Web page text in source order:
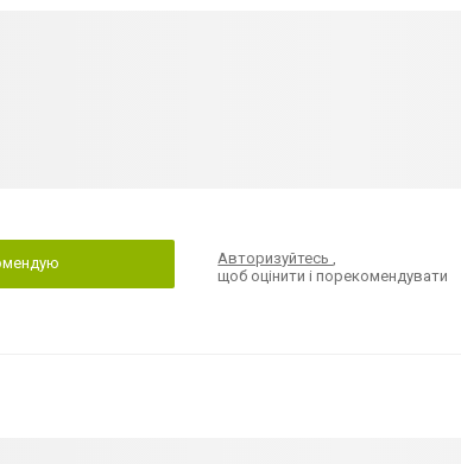
Авторизуйтесь,
щоб оцінити і порекомендувати